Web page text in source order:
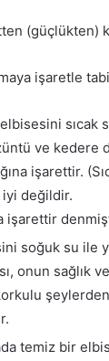
(güçlükten)
işaretle
sıcak
ve kedere
işarettir.
iyi değildir.
işarettir
soğuk su ile
onun sağlık
temiz bir